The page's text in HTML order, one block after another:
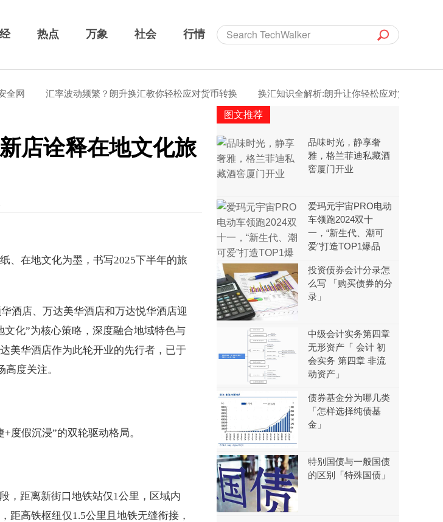
热点 万象 社会 行情
汇率波动频繁？朗升换汇教你轻松应对货币转换 换汇知识全解析:朗升让你轻松应对货币转换
店诠释在地文化旅
、在地文化为墨，书写2025下半年的旅
酒店、万达美华酒店和万达悦华酒店迎
化”为核心策略，深度融合地域特色与
美华酒店作为此轮开业的先行者，已于
度关注。
度假沉浸”的双轮驱动格局。
，距离新街口地铁站仅1公里，区域内
距高铁枢纽仅1.5公里且地铁无缝衔接，
图文推荐
品味时光，静享奢
雅，格兰菲迪私藏酒
窖厦门开业
爱玛元宇宙PRO电动
车领跑2024双十
一，“新生代、潮可
爱”打造TOP1爆品
投资债券会计分录怎
么写 「购买债券的分
录」
中级会计实务第四章
无形资产「 会计 初
会实务 第四章 非流
动资产」
债券基金分为哪几类
「怎样选择纯债基
金」
特别国债与一般国债
的区别「特殊国债」